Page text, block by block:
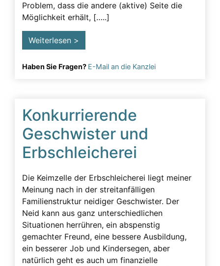
Problem, dass die andere (aktive) Seite die
Möglichkeit erhält, […..]
Weiterlesen >
Haben Sie Fragen? E-Mail an die Kanzlei
Konkurrierende
Geschwister und
Erbschleicherei
Die Keimzelle der Erbschleicherei liegt meiner
Meinung nach in der streitanfälligen
Familienstruktur neidiger Geschwister. Der
Neid kann aus ganz unterschiedlichen
Situationen herrühren, ein abspenstig
gemachter Freund, eine bessere Ausbildung,
ein besserer Job und Kindersegen, aber
natürlich geht es auch um finanzielle